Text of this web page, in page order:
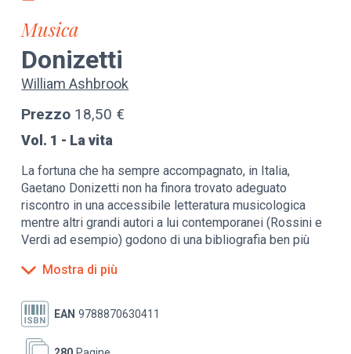
Musica
Donizetti
William Ashbrook
Prezzo 18,50 €
Vol. 1 - La vita
La fortuna che ha sempre accompagnato, in Italia,
Gaetano Donizetti non ha finora trovato adeguato
riscontro in una accessibile letteratura musicologica
mentre altri grandi autori a lui contemporanei (Rossini e
Verdi ad esempio) godono di una bibliografia ben più
dei massimi studiosi del compositore bergamasco, è
riferimento obbligato nella critica donizettiana. Questo
volume è dedicato agli eventi biografici, narrati
attraverso la scansione delle opere con grande
Mostra di più
EAN 9788870630411